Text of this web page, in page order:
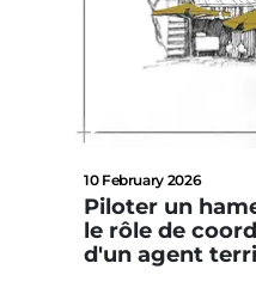
10 February 2026
Piloter un
le rôle de
d'un agent